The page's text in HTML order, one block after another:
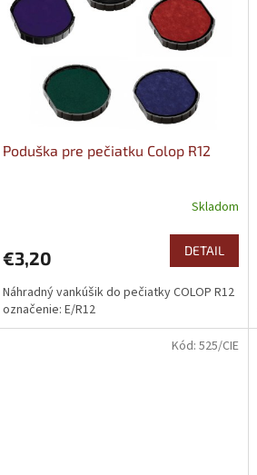
Poduška pre pečiatku Colop R12
Skladom
€3,20 DETAIL
Náhradný vankúšik do pečiatky COLOP R12
označenie: E/R12
Kód: 525/CIE